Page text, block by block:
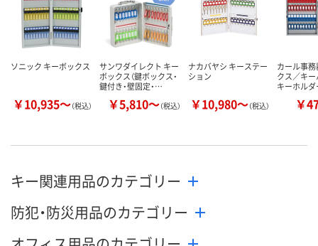
ソニック キーボックス
￥10,935～（税込）
サンワダイレクト キー
ボックス（鍵ボックス・
鍵付き・壁固定・…
￥5,810～（税込）
ナカバヤシ キーステー
ション
￥10,980～（税込）
カール事
クス／キ
キーホルダ
￥
キー関連用品のカテゴリー
防犯・防災用品のカテゴリー